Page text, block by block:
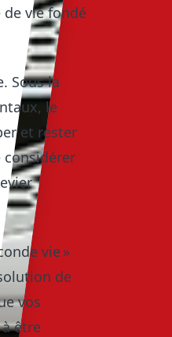
vie fondé
Sous la
le
et rester
vie »
de
vos
être